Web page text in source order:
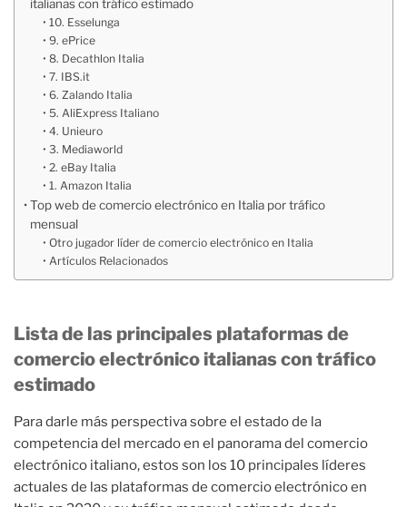
italianas con tráfico estimado
10. Esselunga
9. ePrice
8. Decathlon Italia
7. IBS.it
6. Zalando Italia
5. AliExpress Italiano
4. Unieuro
3. Mediaworld
2. eBay Italia
1. Amazon Italia
Top web de comercio electrónico en Italia por tráfico
mensual
Otro jugador líder de comercio electrónico en Italia
Artículos Relacionados
Lista de las principales plataformas de
comercio electrónico italianas con tráfico
estimado
Para darle más perspectiva sobre el estado de la
competencia del mercado en el panorama del comercio
electrónico italiano, estos son los 10 principales líderes
actuales de las plataformas de comercio electrónico en